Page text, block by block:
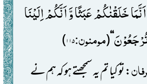
خَلَقْنٰكُمْ عَبَثًا وَّ اَنَّكُمْ اِلَیْنَا
‘‘
(مومنون:۱۱۵)
: تو کیا تم یہ سمجھتے ہو کہ ہم نے